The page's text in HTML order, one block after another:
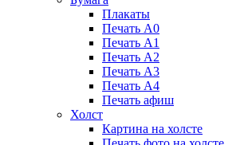
Плакаты
Печать А0
Печать А1
Печать А2
Печать А3
Печать А4
Печать афиш
Холст
Картина на холсте